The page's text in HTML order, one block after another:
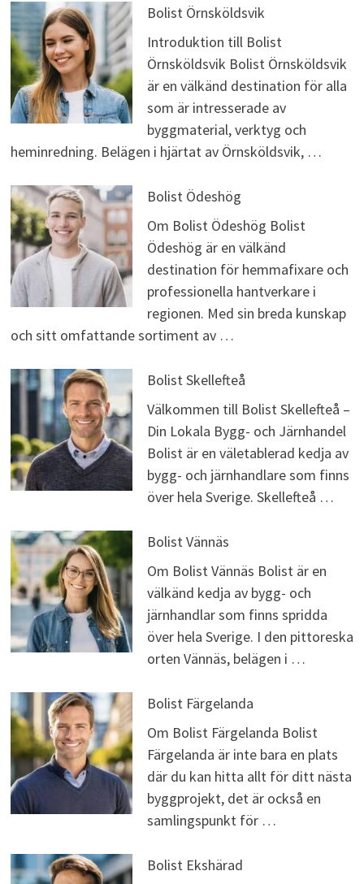
Bolist Örnsköldsvik
Introduktion till Bolist
Örnsköldsvik Bolist Örnsköldsvik
är en välkänd destination för alla
som är intresserade av
byggmaterial, verktyg och
heminredning. Belägen i hjärtat av Örnsköldsvik, …
Bolist Ödeshög
Om Bolist Ödeshög Bolist
Ödeshög är en välkänd
destination för hemmafixare och
professionella hantverkare i
regionen. Med sin breda kunskap
och sitt omfattande sortiment av …
Bolist Skellefteå
Välkommen till Bolist Skellefteå –
Din Lokala Bygg- och Järnhandel
Bolist är en väletablerad kedja av
bygg- och järnhandlare som finns
över hela Sverige. Skellefteå …
Bolist Vännäs
Om Bolist Vännäs Bolist är en
välkänd kedja av bygg- och
järnhandlar som finns spridda
över hela Sverige. I den pittoreska
orten Vännäs, belägen i …
Bolist Färgelanda
Om Bolist Färgelanda Bolist
Färgelanda är inte bara en plats
där du kan hitta allt för ditt nästa
byggprojekt, det är också en
samlingspunkt för …
Bolist Ekshärad